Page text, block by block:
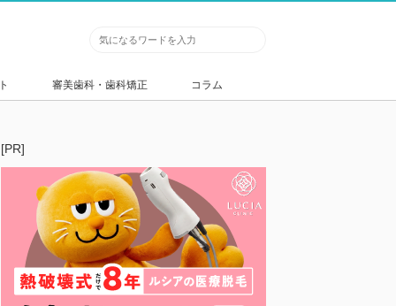
審美歯科・歯科矯正 コラム
[PR]